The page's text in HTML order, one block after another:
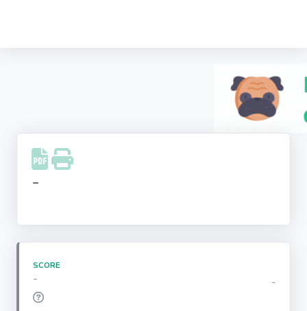
Facebook
Instagram
-
SCORE
- -